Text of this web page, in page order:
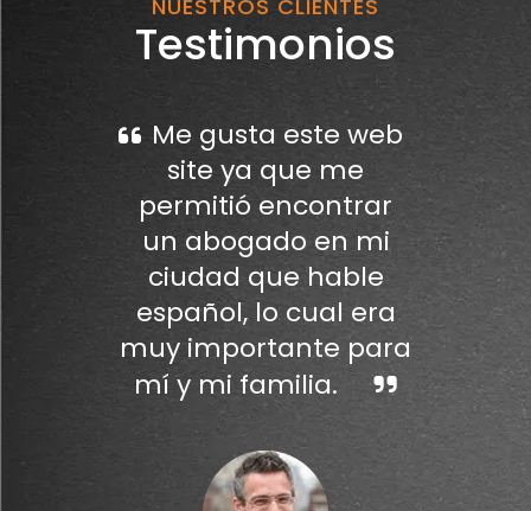
NUESTROS CLIENTES
Testimonios
Me gusta este web
site ya que me
permitió encontrar
un abogado en mi
ciudad que hable
español, lo cual era
muy importante para
mí y mi familia.